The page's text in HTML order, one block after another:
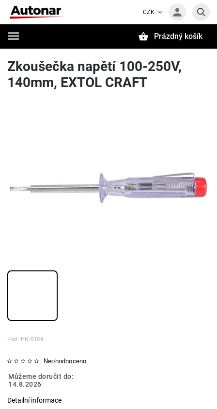
CZK
Prázdný košík
Zkoušečka napětí 100-250V,
140mm, EXTOL CRAFT
Kód: HN-5104
Neohodnoceno
Můžeme doručit do:
14.8.2026
Detailní informace